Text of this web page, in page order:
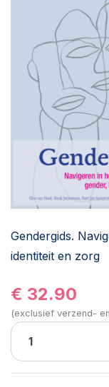
Gendergids.
identiteit en zorg
€ 32.90
(exclusief verzend-